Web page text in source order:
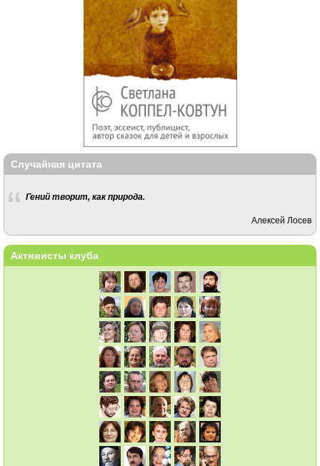
Случайная цитата
Гений творит, как природа.
Алексей Лосев
Активисты клуба